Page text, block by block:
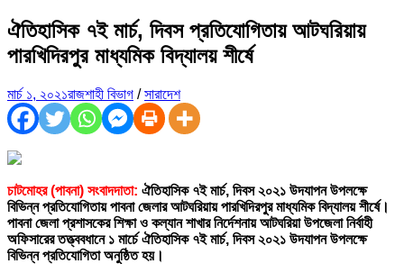
ঐতিহাসিক ৭ই মার্চ, দিবস প্রতিযোগিতায় আটঘরিয়ায়
পারখিদিরপুর মাধ্যমিক বিদ্যালয় শীর্ষে
মার্চ ১, ২০২১রাজশাহী বিভাগ /সারাদেশ
চাটমোহর (পাবনা) সংবাদদাতা: ঐতিহাসিক ৭ই মার্চ, দিবস ২০২১ উদযাপন উপলক্ষে
বিভিন্ন প্রতিযোগিতায় পাবনা জেলার আটঘরিয়ায় পারখিদিরপুর মাধ্যমিক বিদ্যালয় শীর্ষে।
পাবনা জেলা প্রশাসকের শিক্ষা ও কল্যান শাখার নির্দেশনায় আটঘরিয়া উপজেলা নির্বাহী
অফিসারের তত্ত্ববধানে ১ মার্চে ঐতিহাসিক ৭ই মার্চ, দিবস ২০২১ উদযাপন উপলক্ষে
বিভিন্ন প্রতিযোগিতা অনুষ্ঠিত হয়।